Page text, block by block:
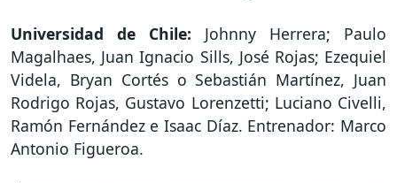
Universidad de Chile: Johnny Herrera; Paulo
Magalhaes, Juan Ignacio Sills, José Rojas; Ezequiel
Videla, Bryan Cortés o Sebastián Martínez, Juan
Rodrigo Rojas, Gustavo Lorenzetti; Luciano Civelli,
Ramón Fernández e Isaac Díaz. Entrenador: Marco
Antonio Figueroa.